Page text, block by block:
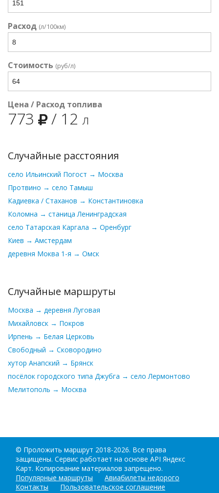
Расход (л/100км)
Стоимость (руб/л)
Цена / Расход топлива
773 / 12 л
Случайные расстояния
село Ильинский Погост → Москва
Протвино → село Тамыш
Кадиевка / Стаханов → Константиновка
Коломна → станица Ленинградская
село Татарская Каргала → Оренбург
Киев → Амстердам
деревня Моква 1-я → Омск
Случайные маршруты
Москва → деревня Луговая
Михайловск → Покров
Ирпень → Белая Церковь
Свободный → Сковородино
хутор Анапский → Брянск
посёлок городского типа Джубга → село Лермонтово
Мелитополь → Москва
© Проложить маршрут 2018-2026. Все права
защищены. Сервис работает на основе API Яндекс
Карт. Копирование материалов запрещено.
Популярные маршруты
Авиабилеты недорого
Контакты
Пользовательское соглашение